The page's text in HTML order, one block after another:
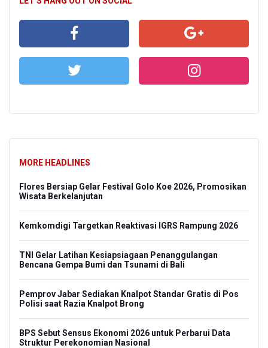
MORE HEADLINES
Flores Bersiap Gelar Festival Golo Koe 2026, Promosikan
Wisata Berkelanjutan
Kemkomdigi Targetkan Reaktivasi IGRS Rampung 2026
TNI Gelar Latihan Kesiapsiagaan Penanggulangan
Bencana Gempa Bumi dan Tsunami di Bali
Pemprov Jabar Sediakan Knalpot Standar Gratis di Pos
Polisi saat Razia Knalpot Brong
BPS Sebut Sensus Ekonomi 2026 untuk Perbarui Data
Struktur Perekonomian Nasional